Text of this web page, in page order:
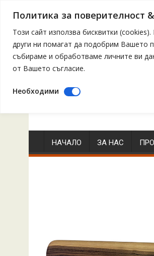
Политика за поверителност
Този сайт използва бисквитки
други ни помагат да подобрим Вашето
събираме и обработваме личните ви
от Вашето съгласие.
Необходими
to
contentНАЧАЛО ЗА НАС